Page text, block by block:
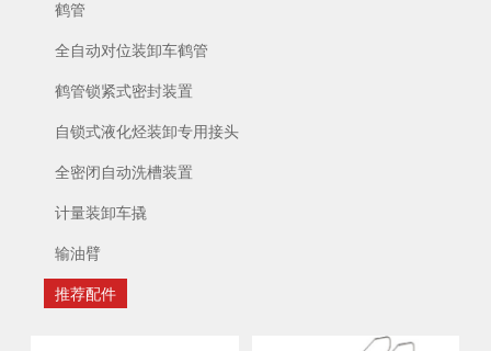
鹤管
全自动对位装卸车鹤管
鹤管锁紧式密封装置
自锁式液化烃装卸专用接头
全密闭自动洗槽装置
计量装卸车撬
输油臂
推荐配件